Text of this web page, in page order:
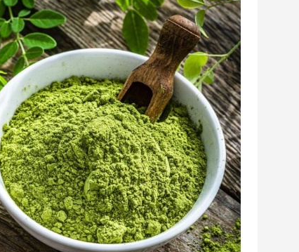
عن
فوائد
المورينجا
وطريقة
الاستخدام
الصحيحة